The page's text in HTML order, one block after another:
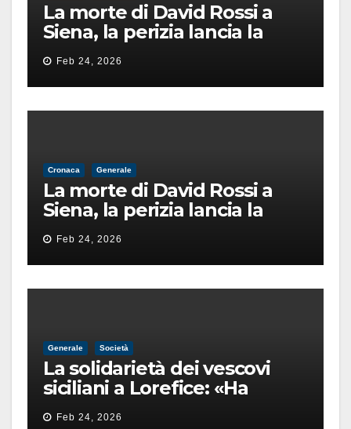
La morte di David Rossi a
Siena, la perizia lancia la
pista di un’intimidazione
finita male
Feb 24, 2026
Cronaca Generale
La morte di David Rossi a
Siena, la perizia lancia la
pista di un’intimidazione
finita male
Feb 24, 2026
Generale Società
La solidarietà dei vescovi
siciliani a Lorefice: «Ha
difeso il valore e la dignità
Feb 24, 2026